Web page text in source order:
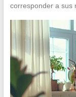
corresponder a sus